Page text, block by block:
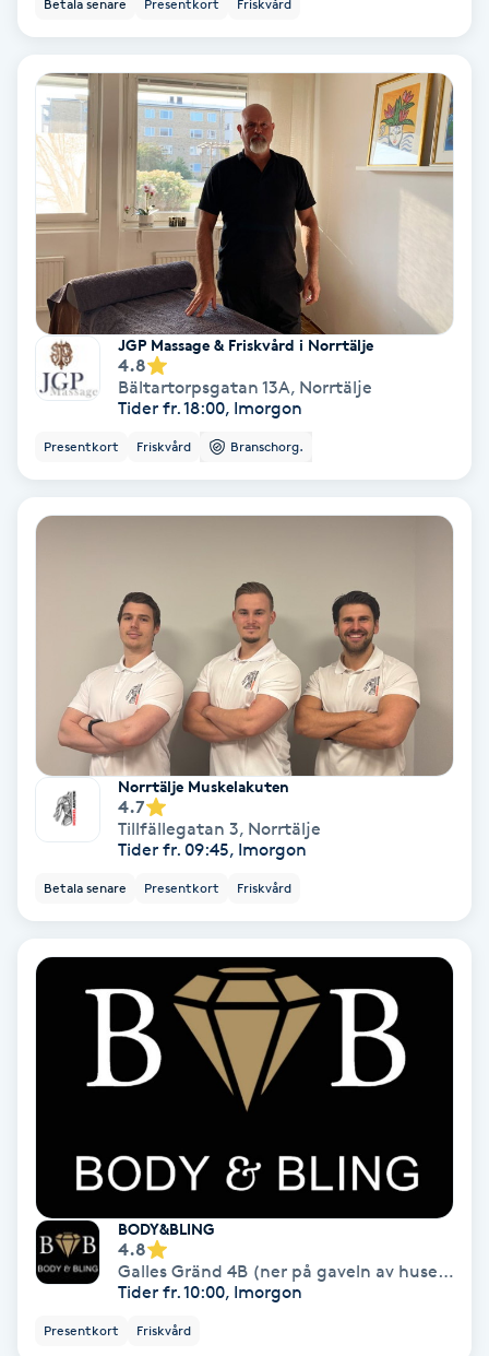
Dermapen
Diamantslipning
Enzympeeling
Extensions
Extensions borttagning
Eyeliner-tatuering
Face framing
Faceliftmassage
Fet hårbotten
Fettreducering
Fibromassage
Fillers
Fotmassage
Fotsvamp
Fransfärgning
Fransförlängning
Fransförlängning Megavolym
Betala senare Presentkort Friskvård
JGP Massage & Friskvård i Norrtälje
4.8
Bältartorpsgatan 13A, Norrtälje
Tider fr. 18:00, Imorgon
Presentkort Friskvård Branschorg.
Norrtälje Muskelakuten
4.7
Tillfällegatan 3, Norrtälje
Tider fr. 09:45, Imorgon
Betala senare Presentkort Friskvård
BODY&BLING
4.8
Galles Gränd 4B (ner på gaveln av huset)
Tider fr. 10:00, Imorgon
Presentkort Friskvård